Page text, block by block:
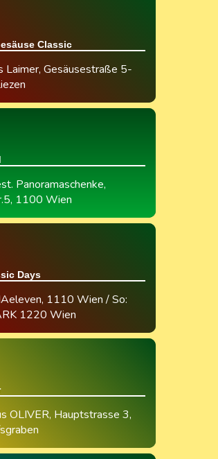
Classic
Laimer, Gesäusestraße 5-
Panoramaschenke,
1100 Wien
Days
1110 Wien / So:
1220 Wien
OLIVER, Hauptstrasse 3,